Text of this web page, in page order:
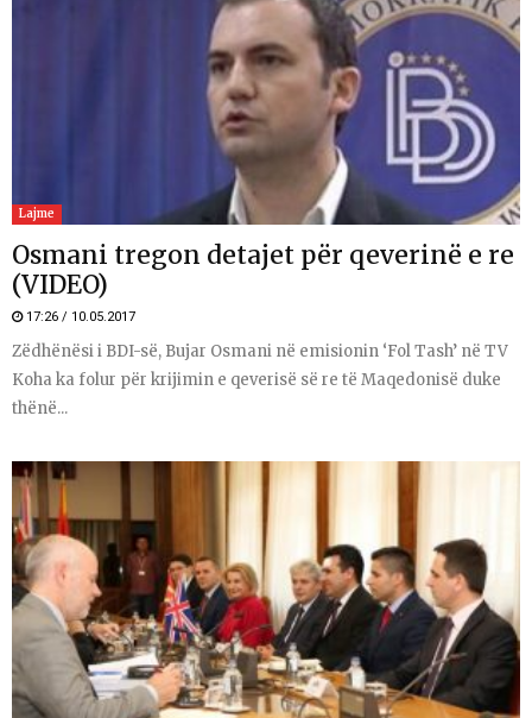
Lajme
Osmani tregon detajet për qeverinë e re
(VIDEO)
17:26 / 10.05.2017
Zëdhënësi i BDI-së, Bujar Osmani në emisionin ‘Fol Tash’ në TV
Koha ka folur për krijimin e qeverisë së re të Maqedonisë duke
thënë...